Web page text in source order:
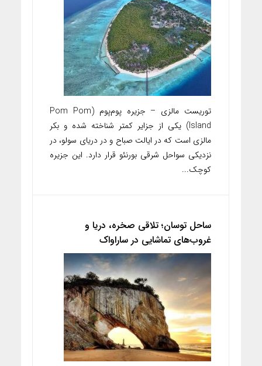
توریست مالزی – جزیره پوم‌پوم (Pom Pom
Island) یکی از جزایر کمتر شناخته‌ شده و بکر
مالزی است که در ایالت صباح و در دریای سولو، در
نزدیکی سواحل شرقی بورنئو قرار دارد. این جزیره
کوچک...
ساحل توسان؛ تلاقی صخره، دریا و
غروب‌های تماشایی در ساراواک